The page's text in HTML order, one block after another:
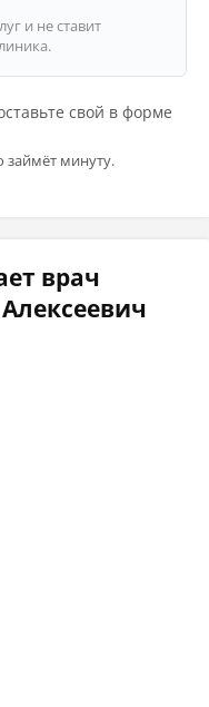
и не ставит
свой в форме
займёт минуту.
врач